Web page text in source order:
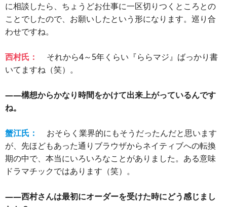
に相談したら、ちょうどお仕事に一区切りつくところとの
ことでしたので、お願いしたという形になります。巡り合
わせですね。
西村氏：
それから4～5年くらい『ららマジ』ばっかり書
いてますね（笑）。
――構想からかなり時間をかけて出来上がっているんです
ね。
蟹江氏：
おそらく業界的にもそうだったんだと思います
が、先ほどもあった通りブラウザからネイティブへの転換
期の中で、本当にいろいろなことがありました。ある意味
ドラマチックではあります（笑）。
――西村さんは最初にオーダーを受けた時にどう感じまし